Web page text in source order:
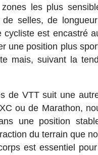
les plus
de selles, de
est encastré
une position plus
mais, suivant la
de VTT suit une
ou de Marathon,
une position
du terrain que
est essentiel